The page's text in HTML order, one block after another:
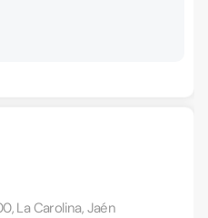
La Carolina, Jaén